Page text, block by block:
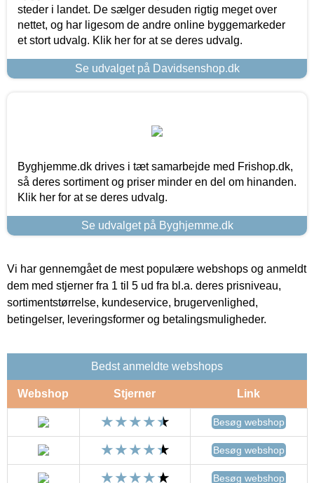
steder i landet. De sælger desuden rigtig meget over
nettet, og har ligesom de andre online byggemarkeder
et stort udvalg. Klik her for at se deres udvalg.
Se udvalget på Davidsenshop.dk
Byghjemme.dk drives i tæt samarbejde med Frishop.dk,
så deres sortiment og priser minder en del om hinanden.
Klik her for at se deres udvalg.
Se udvalget på Byghjemme.dk
Vi har gennemgået de mest populære webshops og anmeldt
dem med stjerner fra 1 til 5 ud fra bl.a. deres prisniveau,
sortimentstørrelse, kundeservice, brugervenlighed,
betingelser, leveringsformer og betalingsmuligheder.
Bedst anmeldte webshops
Webshop Stjerner Link
Besøg webshop
Besøg webshop
Besøg webshop